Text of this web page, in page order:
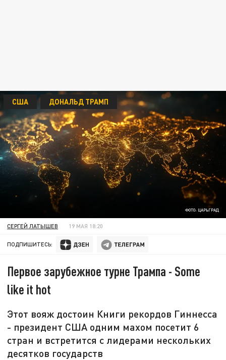
ФОТО: ЦАРЬГРАД
США ДОНАЛЬД ТРАМП
СЕРГЕЙ ЛАТЫШЕВ 19 МАЯ 18:20
ПОДПИШИТЕСЬ:
Первое зарубежное турне Трампа - Some
like it hot
Этот вояж достоин Книги рекордов Гиннесса
- президент США одним махом посетит 6
стран и встретится с лидерами нескольких
десятков государств